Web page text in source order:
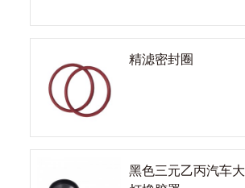
精滤密封圈
黑色三元乙丙汽车大